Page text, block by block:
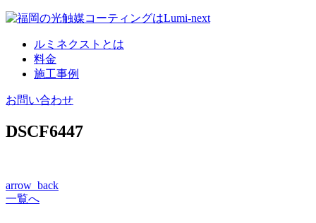
コ
ルミネクストとは
料金
施工事例
お問い合わせ
DSCF6447
arrow_back
一覧へ